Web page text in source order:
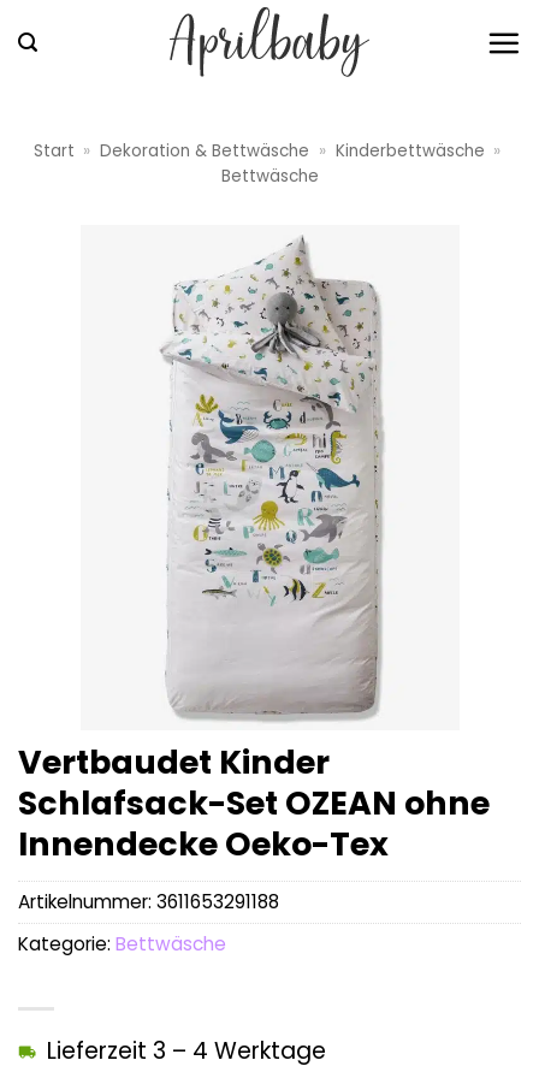
Inhalt
Start » Dekoration & Bettwäsche » Kinderbettwäsche »
Bettwäsche
Vertbaudet Kinder
Schlafsack-Set OZEAN ohne
Innendecke Oeko-Tex
Lieferzeit 3 – 4 Werktage
Artikelnummer: 3611653291188
Kategorie: Bettwäsche